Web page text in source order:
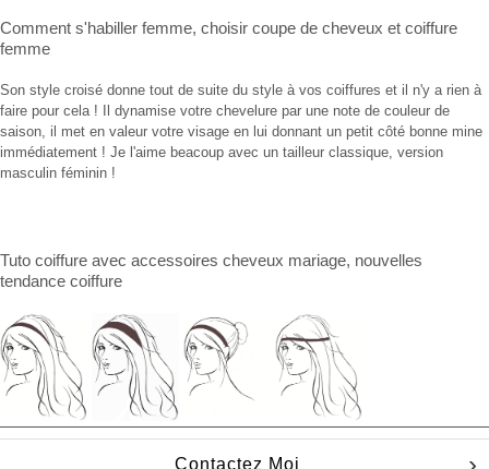
Comment s'habiller femme, choisir coupe de cheveux et coiffure
femme
Son style croisé donne tout de suite du style à vos coiffures et il n'y a rien à
faire pour cela ! Il dynamise votre chevelure par une note de couleur de
saison, il met en valeur votre visage en lui donnant un petit côté bonne mine
immédiatement ! Je l'aime beacoup avec un tailleur classique, version
masculin féminin !
Tuto coiffure avec accessoires cheveux mariage, nouvelles
tendance coiffure
Contactez Moi